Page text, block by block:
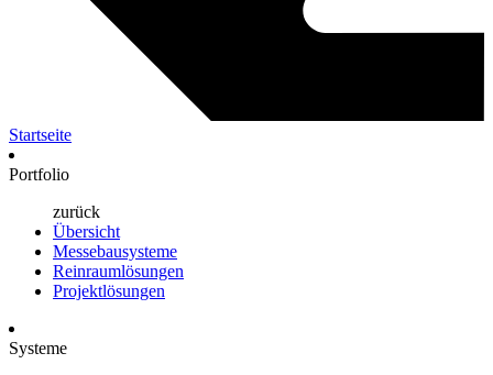
Startseite
Portfolio
zurück
Übersicht
Messebausysteme
Reinraumlösungen
Projektlösungen
Systeme